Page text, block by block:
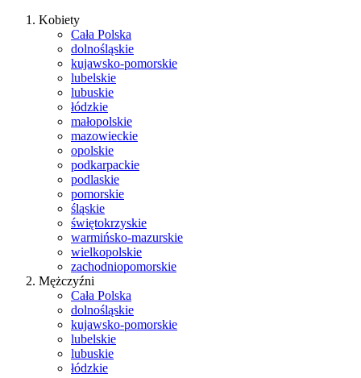
Kobiety
Cała Polska
dolnośląskie
kujawsko-pomorskie
lubelskie
lubuskie
łódzkie
małopolskie
mazowieckie
opolskie
podkarpackie
podlaskie
pomorskie
śląskie
świętokrzyskie
warmińsko-mazurskie
wielkopolskie
zachodniopomorskie
Mężczyźni
Cała Polska
dolnośląskie
kujawsko-pomorskie
lubelskie
lubuskie
łódzkie